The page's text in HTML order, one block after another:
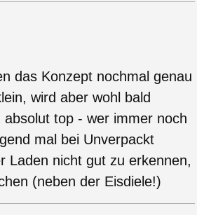
das Konzept nochmal genau
wird aber wohl bald
top - wer immer noch
mal bei Unverpackt
Laden nicht gut zu erkennen,
(neben der Eisdiele!)